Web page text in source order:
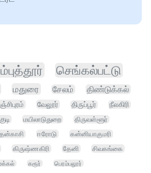
செங்கல்பட்டு
மதுரை சேலம்
திண்டுக்கல்
வேலூர் திருப்பூர்
நீலகிரி
மயிலாடுதுறை
திருவள்ளூர்
ஈரோடு
கன்னியாகுமரி
கிருஷ்ணகிரி தேனி சிவகங்கை
கரூர் பெரம்பலூர்